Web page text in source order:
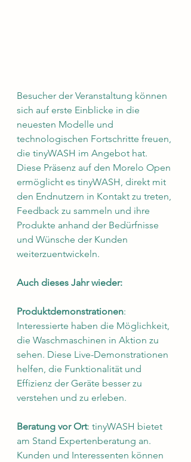
Besucher der Veranstaltung können
sich auf erste Einblicke in die
neuesten Modelle und
technologischen Fortschritte freuen,
die tinyWASH im Angebot hat.
Diese Präsenz auf den Morelo Open
ermöglicht es tinyWASH, direkt mit
den Endnutzern in Kontakt zu treten,
Feedback zu sammeln und ihre
Produkte anhand der Bedürfnisse
und Wünsche der Kunden
weiterzuentwickeln.
Auch dieses Jahr wieder:
Produktdemonstrationen:
Interessierte haben die Möglichkeit,
die Waschmaschinen in Aktion zu
sehen. Diese Live-Demonstrationen
helfen, die Funktionalität und
Effizienz der Geräte besser zu
verstehen und zu erleben.
Beratung vor Ort: tinyWASH bietet
am Stand Expertenberatung an.
Kunden und Interessenten können